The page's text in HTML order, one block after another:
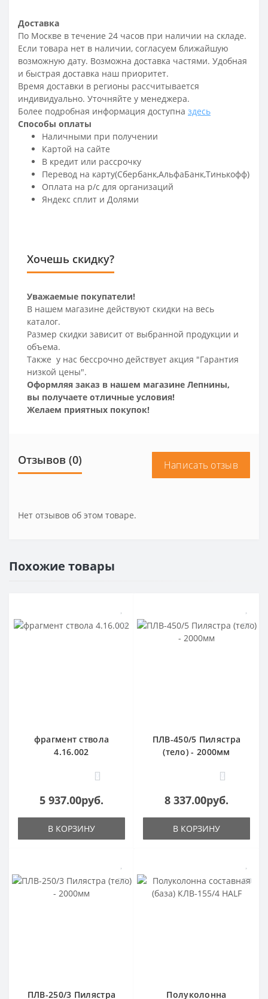
Доставка
По Москве в течение 24 часов при наличии на складе.
Если товара нет в наличии, согласуем ближайшую
возможную дату. Возможна доставка частями. Удобная
и быстрая доставка наш приоритет.
Время доставки в регионы рассчитывается
индивидуально. Уточняйте у менеджера.
Более подробная информация доступна здесь
Способы оплаты
Наличными при получении
Картой на сайте
В кредит или рассрочку
Перевод на карту(Сбербанк,АльфаБанк,Тинькофф)
Оплата на р/c для организаций
Яндекс сплит и Долями
Хочешь скидку?
Уважаемые покупатели!
В нашем магазине действуют скидки на весь
каталог.
Размер скидки зависит от выбранной продукции и
объема.
Также у нас бессрочно действует акция "Гарантия
низкой цены".
Оформляя заказ в нашем магазине Лепнины,
вы получаете отличные условия!
Желаем приятных покупок!
Отзывов (0) Написать отзыв
Нет отзывов об этом товаре.
Похожие товары
фрагмент ствола
4.16.002
0
5 937.00руб.
В КОРЗИНУ
ПЛВ-450/5 Пилястра
(тело) - 2000мм
0
8 337.00руб.
В КОРЗИНУ
ПЛВ-250/3 Пилястра
Полуколонна